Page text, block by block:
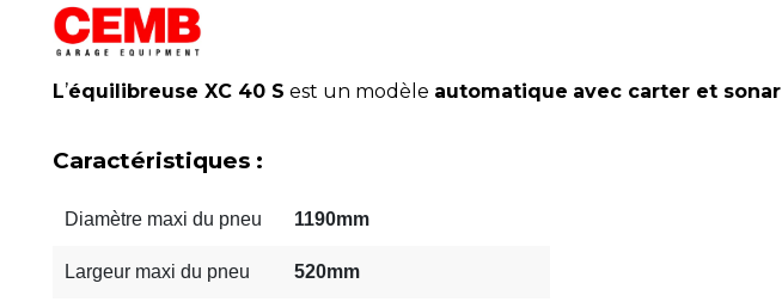
L’équilibreuse XC 40 S est un modèle automatique avec carter et sonar
Caractéristiques :
Diamètre maxi du pneu 1190mm
Largeur maxi du pneu 520mm